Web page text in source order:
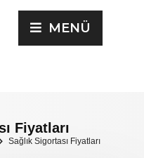
MENÜ
Fiyatları
Sağlık Sigortası Fiyatları